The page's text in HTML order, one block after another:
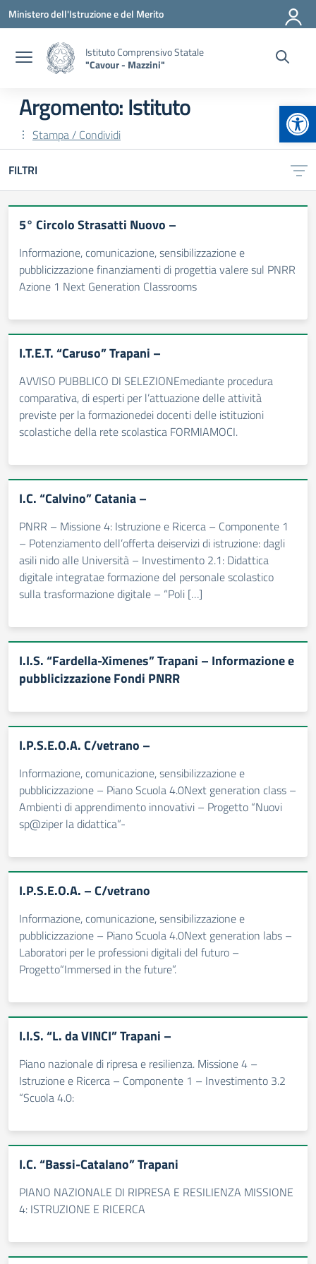
Vai ai contenuti
Vai al menu di navigazione
Vai al footer
Ministero dell'Istruzione e del Merito
Istituto Comprensivo Statale
"Cavour - Mazzini"
Argomento: Istituto
Stampa / Condividi
FILTRI
5° Circolo Strasatti Nuovo –
Informazione, comunicazione, sensibilizzazione e
pubblicizzazione finanziamenti di progettia valere sul PNRR
Azione 1 Next Generation Classrooms
I.T.E.T. “Caruso” Trapani –
AVVISO PUBBLICO DI SELEZIONEmediante procedura
comparativa, di esperti per l’attuazione delle attività
previste per la formazionedei docenti delle istituzioni
scolastiche della rete scolastica FORMIAMOCI.
I.C. “Calvino” Catania –
PNRR – Missione 4: Istruzione e Ricerca – Componente 1
– Potenziamento dell’offerta deiservizi di istruzione: dagli
asili nido alle Università – Investimento 2.1: Didattica
digitale integratae formazione del personale scolastico
sulla trasformazione digitale – “Poli […]
I.I.S. “Fardella-Ximenes” Trapani – Informazione e
pubblicizzazione Fondi PNRR
I.P.S.E.O.A. C/vetrano –
Informazione, comunicazione, sensibilizzazione e
pubblicizzazione – Piano Scuola 4.0Next generation class –
Ambienti di apprendimento innovativi – Progetto “Nuovi
sp@ziper la didattica”-
I.P.S.E.O.A. – C/vetrano
Informazione, comunicazione, sensibilizzazione e
pubblicizzazione – Piano Scuola 4.0Next generation labs –
Laboratori per le professioni digitali del futuro –
Progetto“Immersed in the future”.
I.I.S. “L. da VINCI” Trapani –
Piano nazionale di ripresa e resilienza. Missione 4 –
Istruzione e Ricerca – Componente 1 – Investimento 3.2
“Scuola 4.0:
I.C. “Bassi-Catalano” Trapani
PIANO NAZIONALE DI RIPRESA E RESILIENZA MISSIONE
4: ISTRUZIONE E RICERCA